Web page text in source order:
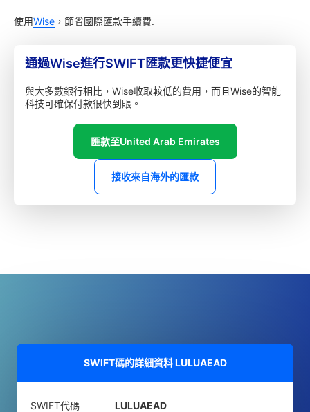
使用Wise ，節省國際匯款手續費.
通過Wise進行SWIFT匯款更快捷便宜
與大多數銀行相比，Wise收取較低的費用，而且Wise的智能
科技可確保付款很快到賬。
匯款至United Arab Emirates
接收來自海外的匯款
SWIFT碼的詳細資料LULUAEAD
SWIFT代碼 LULUAEAD